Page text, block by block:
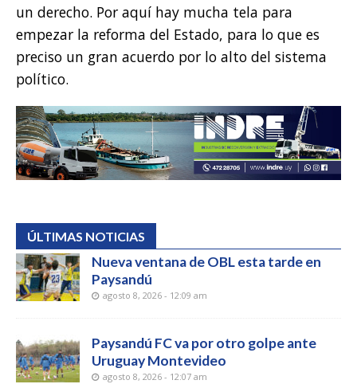
un derecho. Por aquí hay mucha tela para
empezar la reforma del Estado, para lo que es
preciso un gran acuerdo por lo alto del sistema
político.
ÚLTIMAS NOTICIAS
Nueva ventana de OBL esta tarde en
Paysandú
agosto 8, 2026 - 12:09 am
Paysandú FC va por otro golpe ante
Uruguay Montevideo
agosto 8, 2026 - 12:07 am